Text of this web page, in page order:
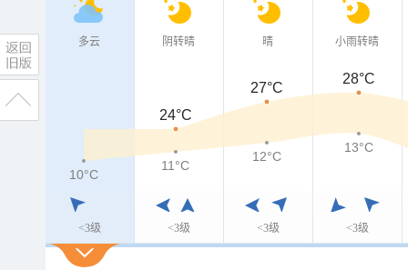
多云
<3级
阴转晴
<3级
晴
<3级
小雨转晴
<3级
24°C
27°C
28°C
10°C
11°C
12°C
13°C